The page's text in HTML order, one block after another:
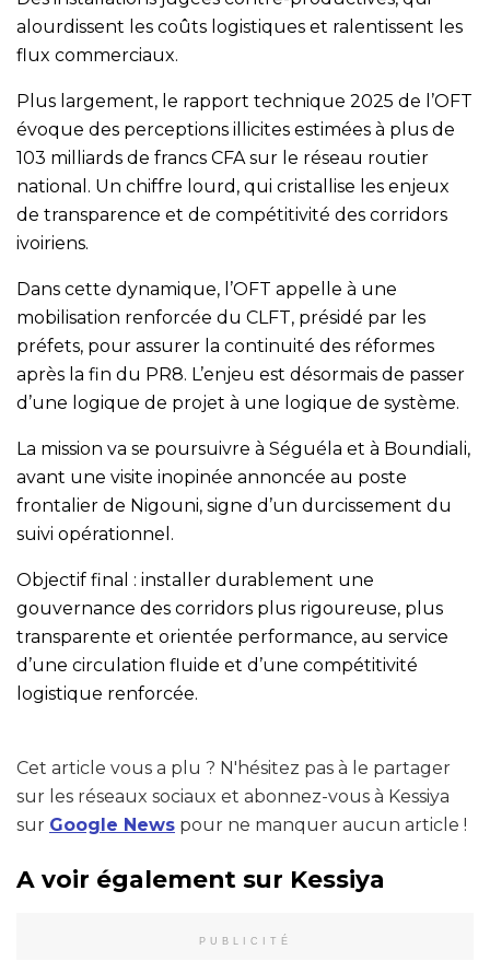
alourdissent les coûts logistiques et ralentissent les
flux commerciaux.
Plus largement, le rapport technique 2025 de l’OFT
évoque des perceptions illicites estimées à plus de
103 milliards de francs CFA sur le réseau routier
national. Un chiffre lourd, qui cristallise les enjeux
de transparence et de compétitivité des corridors
ivoiriens.
Dans cette dynamique, l’OFT appelle à une
mobilisation renforcée du CLFT, présidé par les
préfets, pour assurer la continuité des réformes
après la fin du PR8. L’enjeu est désormais de passer
d’une logique de projet à une logique de système.
La mission va se poursuivre à Séguéla et à Boundiali,
avant une visite inopinée annoncée au poste
frontalier de Nigouni, signe d’un durcissement du
suivi opérationnel.
Objectif final : installer durablement une
gouvernance des corridors plus rigoureuse, plus
transparente et orientée performance, au service
d’une circulation fluide et d’une compétitivité
logistique renforcée.
Cet article vous a plu ? N'hésitez pas à le partager
sur les réseaux sociaux et abonnez-vous à Kessiya
sur Google News pour ne manquer aucun article !
A voir également sur Kessiya
PUBLICITÉ